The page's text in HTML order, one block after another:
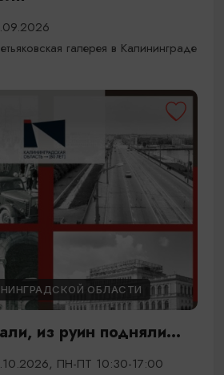
галерея в Калининграде
ОБЛАСТИ
из руин подняли...
ПН-ПТ 10:30-17:00